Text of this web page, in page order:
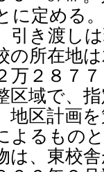
に定める
引き渡し
所在地は
万２８７
区域で、
地区計画
よるもの
、東校舎